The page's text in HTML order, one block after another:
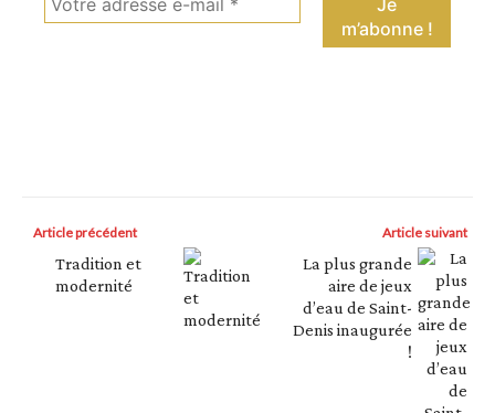
Article précédent
Tradition et
modernité
Article suivant
La plus grande
aire de jeux
d’eau de Saint-
Denis inaugurée
!